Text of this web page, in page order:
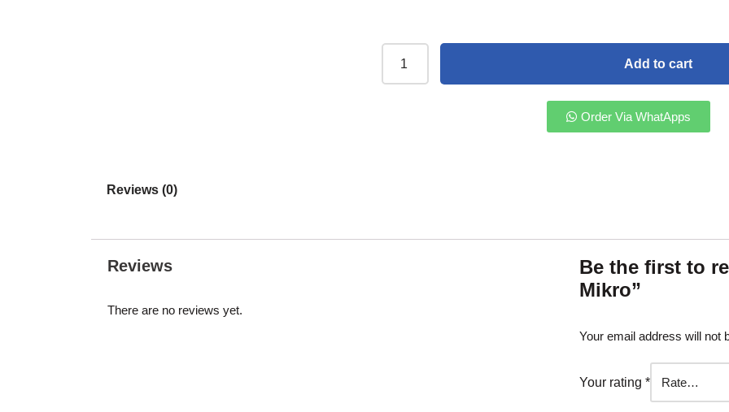
Add to cart
Order Via WhatApps
Reviews (0)
Reviews
There are no reviews yet.
Be the first to
Mikro”
Your email address will not
Your rating *